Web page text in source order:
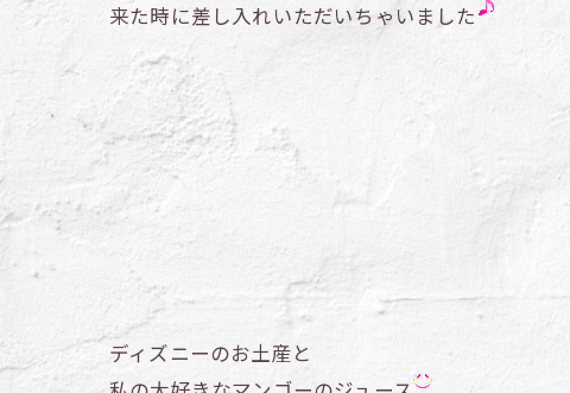
来た時に差し入れいただいちゃいました
ディズニーのお土産と